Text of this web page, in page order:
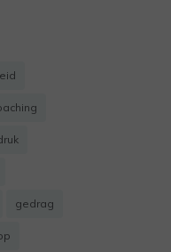
gedrag